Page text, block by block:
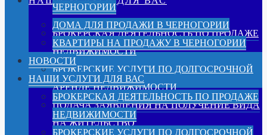
БРОКЕРСКАЯ ДЕЯТЕЛЬНОСТЬ ПО ПРОДАЖЕ
НЕДВИЖИМОСТИ
БРОКЕРСКИЕ УСЛУГИ ПО ДОЛГОСРОЧНОЙ
АРЕНДЕ НЕДВИЖИМОСТИ
ПОДАЧА ЗАЯВЛЕНИЯ НА ПОЛУЧЕНИЕ ВИДА
НА ЖИТЕЛЬСТВО
ЧЕРНОГОРИИ
ДОМА ДЛЯ ПРОДАЖИ В ЧЕРНОГОРИИ
КВАРТИРЫ НА ПРОДАЖУ В ЧЕРНОГОРИИ
НОВОСТИ
НАШИ УСЛУГИ ДЛЯ ВАС
БРОКЕРСКАЯ ДЕЯТЕЛЬНОСТЬ ПО ПРОДАЖЕ
НЕДВИЖИМОСТИ